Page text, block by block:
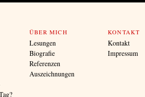
ÜBER MICH
Lesungen
Biografie
Referenzen
Auszeichnungen
KONTAKT
Kontakt
Impressum